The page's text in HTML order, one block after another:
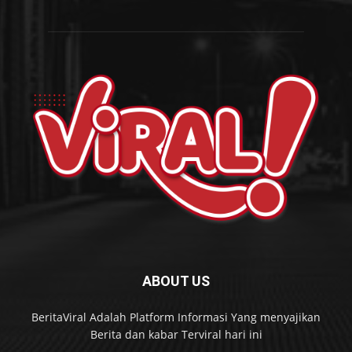
ABOUT US
BeritaViral Adalah Platform Informasi Yang menyajikan
Berita dan kabar Terviral hari ini